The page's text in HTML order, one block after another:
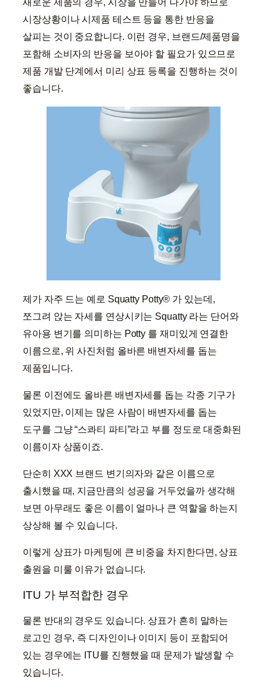
시장상황이나 시제품 테스트 등을 통한 반응을
살피는 것이 중요합니다. 이런 경우, 브랜드/제품명을
포함해 소비자의 반응을 보아야 할 필요가 있으므로
제품 개발 단계에서 미리 상표 등록을 진행하는 것이
좋습니다.
제가 자주 드는 예로 Squatty Potty® 가 있는데,
쪼그려 앉는 자세를 연상시키는 Squatty 라는 단어와
유아용 변기를 의미하는 Potty 를 재미있게 연결한
이름으로, 위 사진처럼 올바른 배변자세를 돕는
제품입니다.
물론 이전에도 올바른 배변자세를 돕는 각종 기구가
있었지만, 이제는 많은 사람이 배변자세를 돕는
도구를 그냥 “스콰티 파티”라고 부를 정도로 대중화된
이름이자 상품이죠.
단순히 XXX 브랜드 변기의자와 같은 이름으로
출시했을 때, 지금만큼의 성공을 거두었을까 생각해
보면 아무래도 좋은 이름이 얼마나 큰 역할을 하는지
상상해 볼 수 있습니다.
이렇게 상표가 마케팅에 큰 비중을 차지한다면, 상표
출원을 미룰 이유가 없습니다.
ITU 가 부적합한 경우
물론 반대의 경우도 있습니다. 상표가 흔히 말하는
로고인 경우, 즉 디자인이나 이미지 등이 포함되어
있는 경우에는 ITU를 진행했을 때 문제가 발생할 수
있습니다.